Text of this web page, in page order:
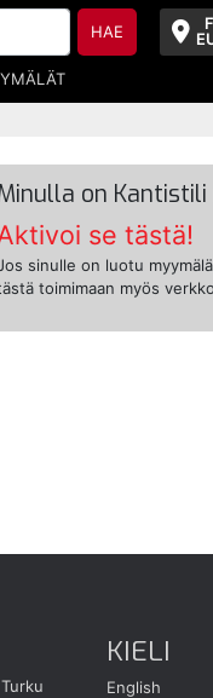
HAE
on
se tästä!
sinulle on luotu
toimimaan myös
KIELI
English